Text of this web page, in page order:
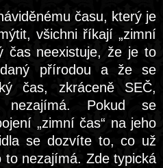
času, který je
všichni říkají „zimní
čas neexistuje, že je to
přírodou a že se
čas, zkráceně SEČ,
nezajímá. Pokud se
„zimní čas“ na jeho
se dozvíte to, co už
to nezajímá. Zde typická